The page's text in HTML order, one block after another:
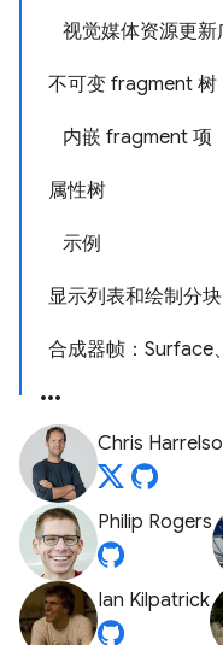
视觉媒体资源更新
不可变 fragment 树
内嵌 fragment 项
属性树
示例
显示列表和绘制分块
合成器帧：Surface
Chris
Philip Rogers
Ian Kilpatrick